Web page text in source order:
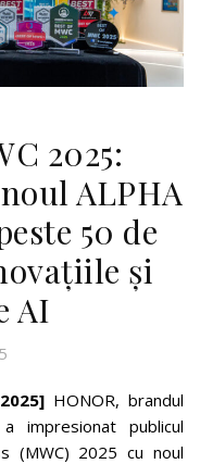
2025:
ALPHA
50 de
și
AI
HONOR, brandul
impresionat publicul
(MWC) 2025 cu noul